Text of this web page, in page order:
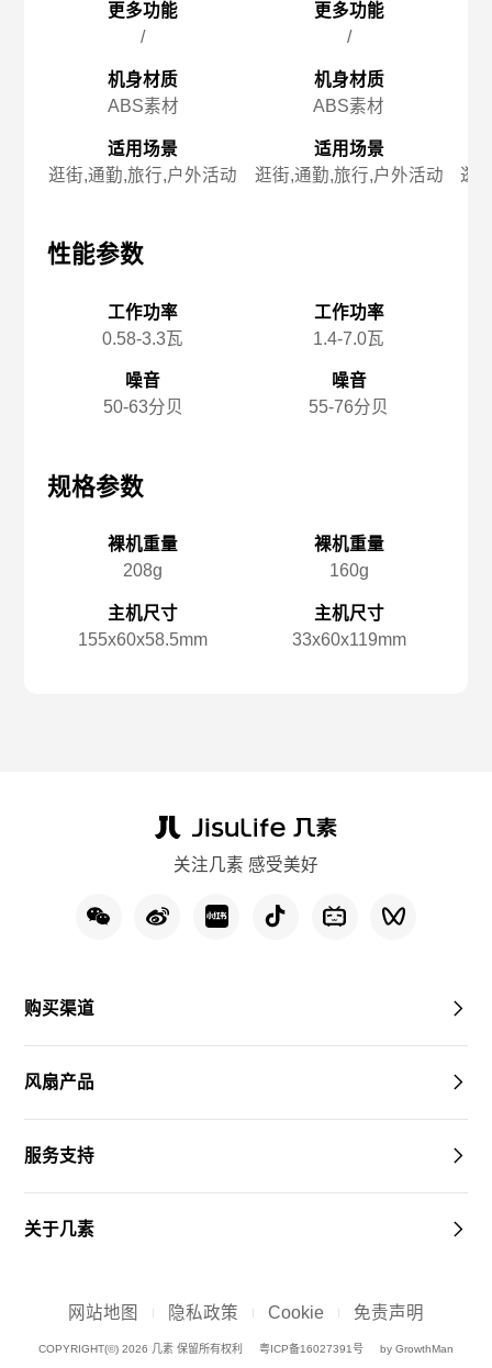
更多功能
/
机身材质
ABS素材
适用场景
逛街,通勤,旅行,户外活动
性能参数
工作功率
0.58-3.3瓦
噪音
50-63分贝
规格参数
裸机重量
208g
主机尺寸
155x️60x️58.5mm
更多功能
/
机身材质
ABS素材
适用场景
逛街,通勤,旅行,户外活动
工作功率
1.4-7.0瓦
噪音
55-76分贝
裸机重量
160g
主机尺寸
33x️60x️119mm
逛
关注几素 感受美好
购买渠道
风扇产品
服务支持
关于几素
COPYRIGHT(©) 2026 几素 保留所有权利 粤ICP备16027391号 by GrowthMan
网站地图 隐私政策 Cookie 免责声明